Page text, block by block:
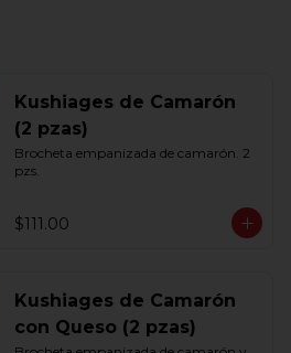
Kushiages de Camarón
(2 pzas)
Brocheta empanizada de camarón. 2
pzs.
$111.00
Kushiages de Camarón
con Queso (2 pzas)